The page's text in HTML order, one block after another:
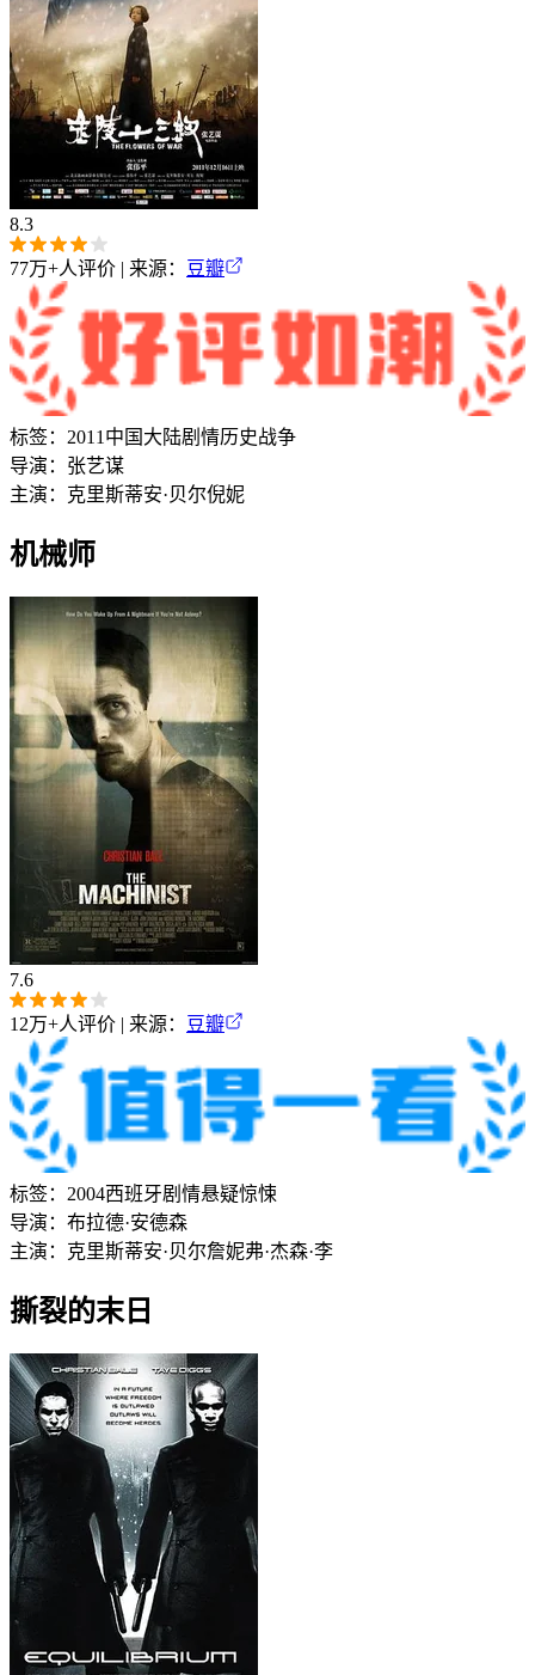
8.3
77万+人评价 | 来源： 豆瓣
标签： 2011 中国大陆剧情历史战争
导演： 张艺谋
主演： 克里斯蒂安·贝尔倪妮
机械师
7.6
12万+人评价 | 来源： 豆瓣
标签： 2004西班牙剧情悬疑惊悚
导演： 布拉德·安德森
主演： 克里斯蒂安·贝尔詹妮弗·杰森·李
撕裂的末日